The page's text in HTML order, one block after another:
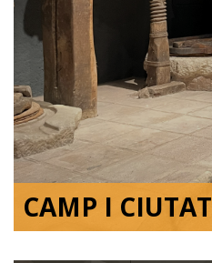
CAMP I CIUTAT